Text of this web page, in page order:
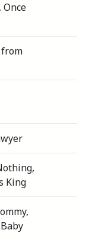
Once
from
King